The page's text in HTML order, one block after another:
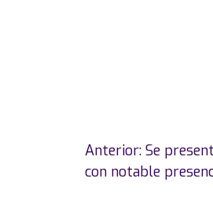
Navegación
de
Anterior: Se
con notable